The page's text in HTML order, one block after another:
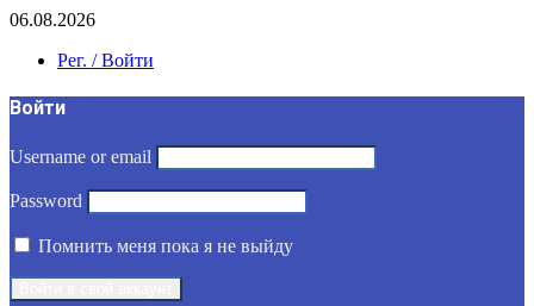
06.08.2026
Рег. / Войти
Войти
Username or email
Password
Помнить меня пока я не выйду